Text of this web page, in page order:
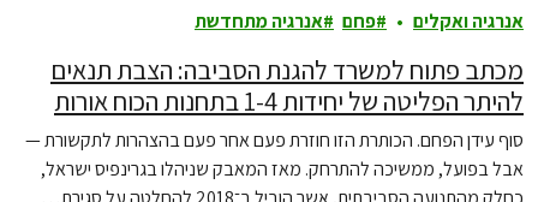
אנרגיה ואקלים פחם אנרגיה מתחדשת
מכתב פתוח למשרד להגנת הסביבה: הצבת תנאים
להיתר הפליטה של יחידות 1-4 בתחנות הכוח אורות
רבין
סוף עידן הפחם. הכותרת הזו חוזרת פעם אחר פעם בהצהרות לתקשורת —
אבל בפועל, ממשיכה להתרחק. מאז המאבק שניהלו בגרינפיס ישראל,